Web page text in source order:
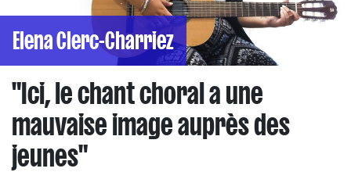
Elena Clerc-Charriez
"Ici, le chant choral a une
mauvaise image auprès des
jeunes"